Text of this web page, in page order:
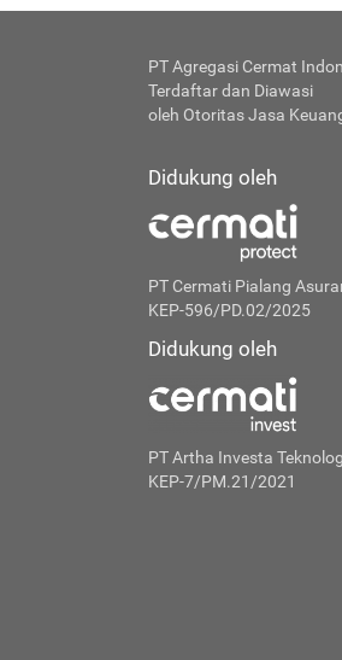
PT Agregasi Cermat
Terdaftar dan Diawasi
oleh Otoritas Jasa
Didukung oleh
PT Cermati Pialang
KEP-596/PD.02/2025
Didukung oleh
PT Artha Investa
KEP-7/PM.21/2021